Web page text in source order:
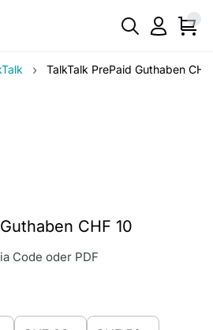
› TalkTalk PrePaid Guthaben CHF
CHF 10
Code oder PDF